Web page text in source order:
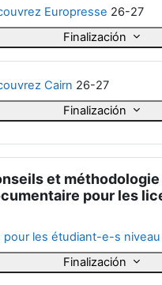
Finalización
Europresse 26-27
Finalización
Cairn 26-27
et
pour les
Finalización
pour les étudiant-e-s